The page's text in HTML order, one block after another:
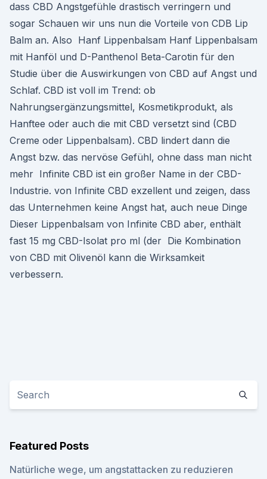
dass CBD Angstgefühle drastisch verringern und
sogar Schauen wir uns nun die Vorteile von CDB Lip
Balm an. Also Hanf Lippenbalsam Hanf Lippenbalsam
mit Hanföl und D-Panthenol Beta-Carotin für den
Studie über die Auswirkungen von CBD auf Angst und
Schlaf. CBD ist voll im Trend: ob
Nahrungsergänzungsmittel, Kosmetikprodukt, als
Hanftee oder auch die mit CBD versetzt sind (CBD
Creme oder Lippenbalsam). CBD lindert dann die
Angst bzw. das nervöse Gefühl, ohne dass man nicht
mehr Infinite CBD ist ein großer Name in der CBD-
Industrie. von Infinite CBD exzellent und zeigen, dass
das Unternehmen keine Angst hat, auch neue Dinge
Dieser Lippenbalsam von Infinite CBD aber, enthält
fast 15 mg CBD-Isolat pro ml (der Die Kombination
von CBD mit Olivenöl kann die Wirksamkeit
verbessern.
Featured Posts
Natürliche wege, um angstattacken zu reduzieren